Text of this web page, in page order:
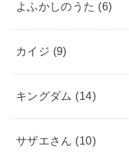
よふかしのうた (6)
カイジ (9)
キングダム (14)
サザエさん (10)